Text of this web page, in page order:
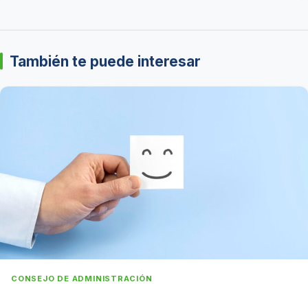
También te puede interesar
CONSEJO DE ADMINISTRACIÓN